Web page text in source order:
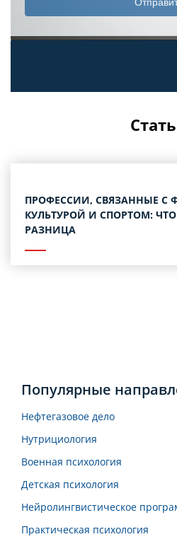
ПРОФЕССИИ, СВЯЗАННЫЕ С
КУЛЬТУРОЙ И СПОРТОМ:
РАЗНИЦА
Популярные
Нефтегазовое дело
Нутрициология
Военная психология
Детская психология
Нейролингвистическое
Практическая психология